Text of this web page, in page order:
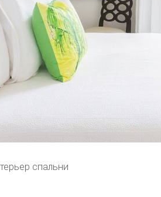
спальни